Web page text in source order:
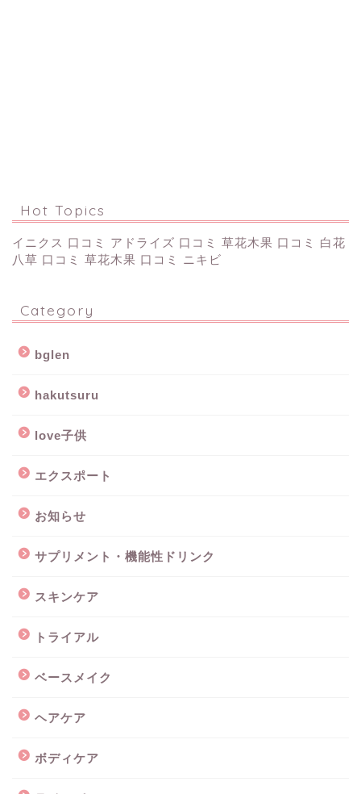
Hot Topics
イニクス 口コミ アドライズ 口コミ 草花木果 口コミ
白花
八草 口コミ
草花木果 口コミ ニキビ
Category
bglen
hakutsuru
love子供
エクスポート
お知らせ
サプリメント・機能性ドリンク
スキンケア
トライアル
ベースメイク
ヘアケア
ボディケア